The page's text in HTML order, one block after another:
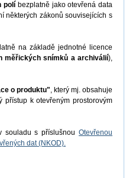
polí bezplatně jako otevřená data
některých zákonů souvisejících s
na základě jednotné licence
měřických snímků a archiválií),
o produktu", který mj. obsahuje
přístup k otevřeným prostorovým
souladu s příslušnou Otevřenou
dat (NKOD).